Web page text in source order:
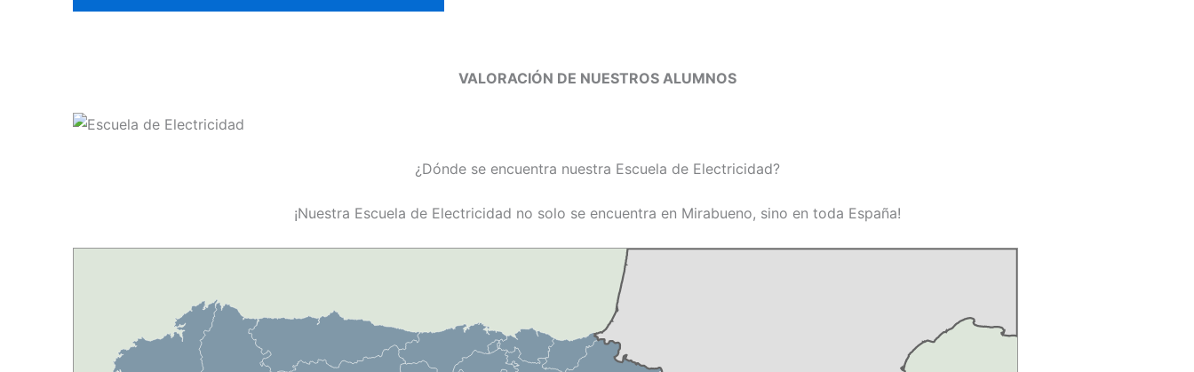
VALORACIÓN DE NUESTROS ALUMNOS
¿Dónde se encuentra nuestra Escuela de Electricidad?
¡Nuestra Escuela de Electricidad no solo se encuentra en Mirabueno, sino en toda España!